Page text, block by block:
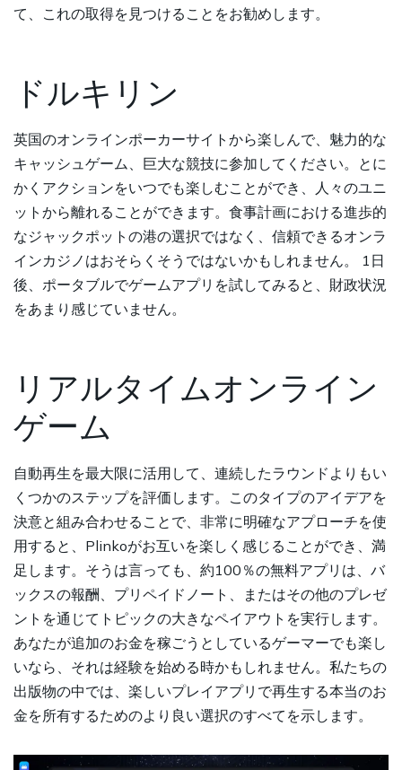
て、これの取得を見つけることをお勧めします。
ドルキリン
英国のオンラインポーカーサイトから楽しんで、魅力的な
キャッシュゲーム、巨大な競技に参加してください。とに
かくアクションをいつでも楽しむことができ、人々のユニ
ットから離れることができます。食事計画における進歩的
なジャックポットの港の選択ではなく、信頼できるオンラ
インカジノはおそらくそうではないかもしれません。 1日
後、ポータブルでゲームアプリを試してみると、財政状況
をあまり感じていません。
リアルタイムオンライン
ゲーム
自動再生を最大限に活用して、連続したラウンドよりもい
くつかのステップを評価します。このタイプのアイデアを
決意と組み合わせることで、非常に明確なアプローチを使
用すると、Plinkoがお互いを楽しく感じることができ、満
足します。そうは言っても、約100％の無料アプリは、バ
ックスの報酬、プリペイドノート、またはその他のプレゼ
ントを通じてトピックの大きなペイアウトを実行します。
あなたが追加のお金を稼ごうとしているゲーマーでも楽し
いなら、それは経験を始める時かもしれません。私たちの
出版物の中では、楽しいプレイアプリで再生する本当のお
金を所有するためのより良い選択のすべてを示します。